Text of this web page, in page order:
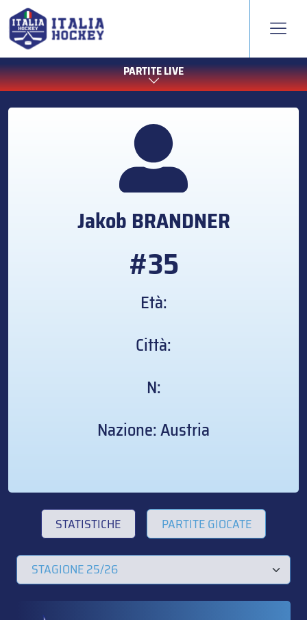
PARTITE LIVE
Jakob BRANDNER
#35
Età:
Città:
N:
Nazione: Austria
STATISTICHE PARTITE GIOCATE